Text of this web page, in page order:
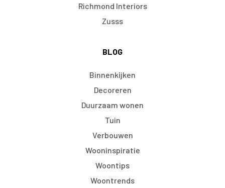
Richmond Interiors
Zusss
BLOG
Binnenkijken
Decoreren
Duurzaam wonen
Tuin
Verbouwen
Wooninspiratie
Woontips
Woontrends